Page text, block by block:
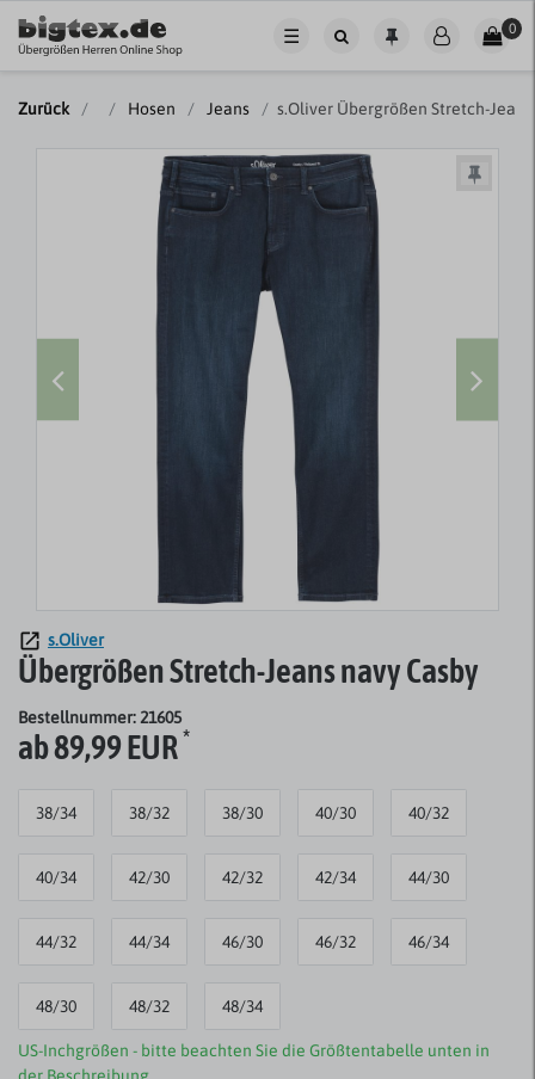
☰ 0
Zurück Hosen Jeans s.Oliver Übergrößen Stretch-
s.Oliver
Übergrößen Stretch-Jeans navy Casby
Bestellnummer: 21605
ab 89,99 EUR*
38/34 38/32 38/30 40/30 40/32
40/34 42/30 42/32 42/34 44/30
44/32 44/34 46/30 46/32 46/34
48/30 48/32 48/34
US-Inchgrößen - bitte beachten Sie die Größtentabelle unten in